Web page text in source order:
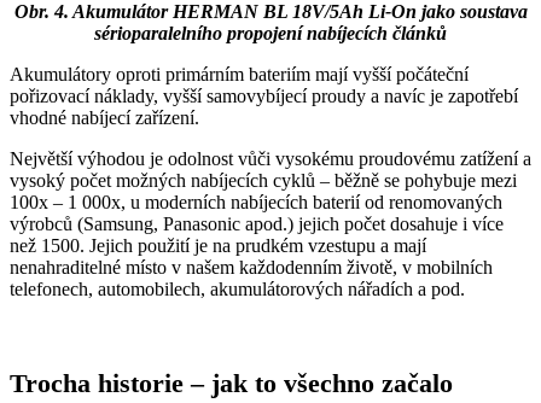
Obr. 4. Akumulátor HERMAN BL 18V/5Ah Li-On jako soustava
sérioparalelního propojení nabíjecích článků
Akumulátory oproti primárním bateriím mají vyšší počáteční
pořizovací náklady, vyšší samovybíjecí proudy a navíc je zapotřebí
vhodné nabíjecí zařízení.
Největší výhodou je odolnost vůči vysokému proudovému zatížení a
vysoký počet možných nabíjecích cyklů – běžně se pohybuje mezi
100x – 1 000x, u moderních nabíjecích baterií od renomovaných
výrobců (Samsung, Panasonic apod.) jejich počet dosahuje i více
než 1500. Jejich použití je na prudkém vzestupu a mají
nenahraditelné místo v našem každodenním životě, v mobilních
telefonech, automobilech, akumulátorových nářadích a pod.
Trocha historie – jak to všechno začalo